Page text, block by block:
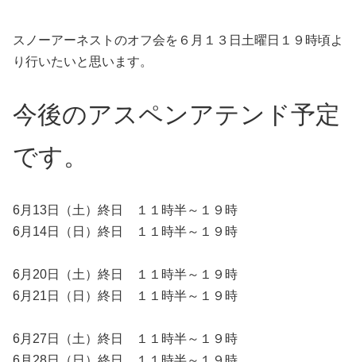
スノーアーネストのオフ会を６月１３日土曜日１９時頃よ
り行いたいと思います。
今後のアスペンアテンド予定
です。
6月13日（土）終日 １１時半～１９時
6月14日（日）終日 １１時半～１９時
6月20日（土）終日 １１時半～１９時
6月21日（日）終日 １１時半～１９時
6月27日（土）終日 １１時半～１９時